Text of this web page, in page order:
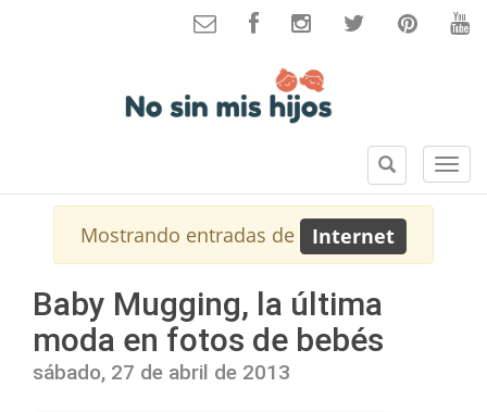
S
e
B
u
s
c
a
Mostrando entradas de Internet
Baby Mugging, la última
moda en fotos de bebés
sábado, 27 de abril de 2013